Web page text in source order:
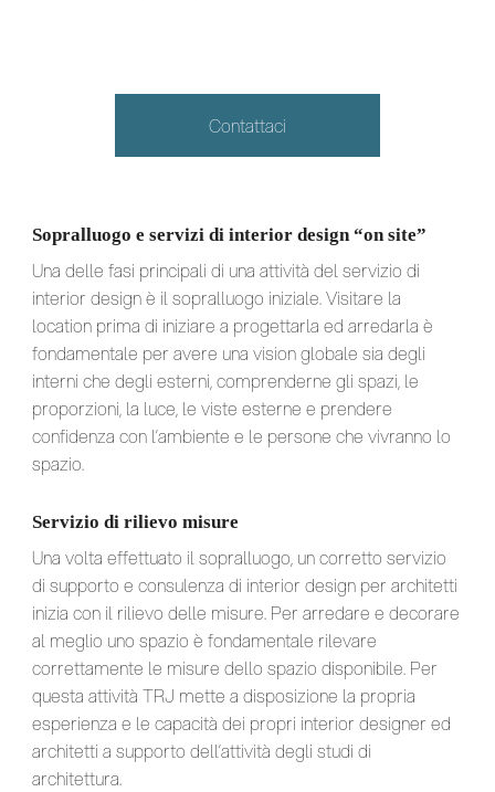
Contattaci
Sopralluogo e servizi di interior design “on site”
Una delle fasi principali di una attività del servizio di
interior design è il sopralluogo iniziale. Visitare la
location prima di iniziare a progettarla ed arredarla è
fondamentale per avere una vision globale sia degli
interni che degli esterni, comprenderne gli spazi, le
proporzioni, la luce, le viste esterne e prendere
confidenza con l’ambiente e le persone che vivranno lo
spazio.
Servizio di rilievo misure
Una volta effettuato il sopralluogo, un corretto servizio
di supporto e consulenza di interior design per architetti
inizia con il rilievo delle misure. Per arredare e decorare
al meglio uno spazio è fondamentale rilevare
correttamente le misure dello spazio disponibile. Per
questa attività TRJ mette a disposizione la propria
esperienza e le capacità dei propri interior designer ed
architetti a supporto dell’attività degli studi di
architettura.